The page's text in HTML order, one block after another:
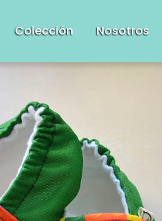
Colección Nosotros